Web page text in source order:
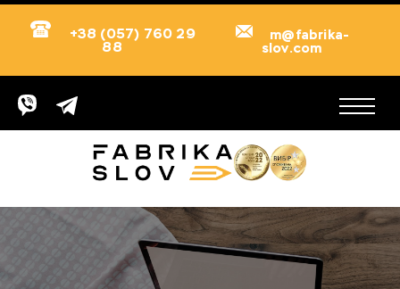
+38 (057) 760 29
88
m@fabrika-
slov.com